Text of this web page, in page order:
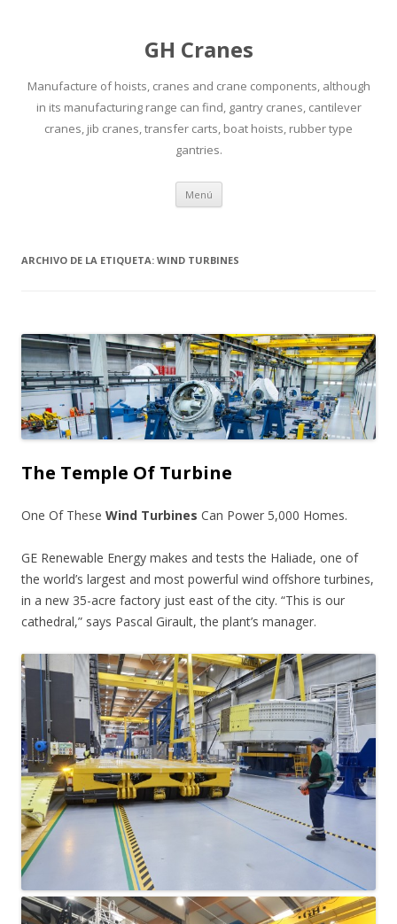
GH Cranes
Manufacture of hoists, cranes and crane components, although
in its manufacturing range can find, gantry cranes, cantilever
cranes, jib cranes, transfer carts, boat hoists, rubber type
gantries.
Menú Saltar
contenido
ARCHIVO DE LA ETIQUETA: WIND TURBINES
The Temple Of Turbine
One Of These Wind Turbines Can Power 5,000 Homes.
GE Renewable Energy makes and tests the Haliade, one of
the world’s largest and most powerful wind offshore turbines,
in a new 35-acre factory just east of the city. “This is our
cathedral,” says Pascal Girault, the plant’s manager.